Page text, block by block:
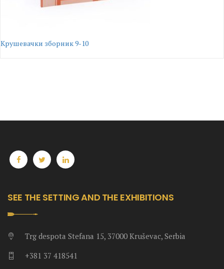
Крушевачки зборник 9-10
SEE THE SETTING AND THE EXHIBITIONS
Trg despota Stefana 15, 37000 Kruševac, Serbia
+381 37 418541